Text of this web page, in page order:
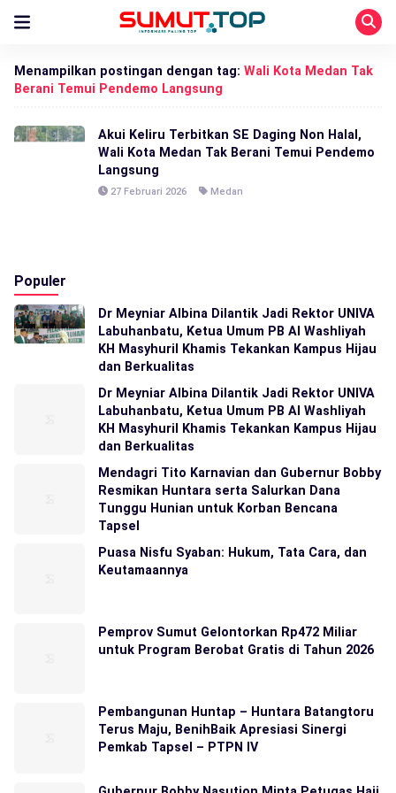
Menampilkan postingan dengan tag: Wali Kota Medan Tak
Berani Temui Pendemo Langsung
Akui Keliru Terbitkan SE Daging Non Halal,
Wali Kota Medan Tak Berani Temui Pendemo
Langsung
27 Februari 2026 Medan
Populer
Dr Meyniar Albina Dilantik Jadi Rektor UNIVA
Labuhanbatu, Ketua Umum PB Al Washliyah
KH Masyhuril Khamis Tekankan Kampus Hijau
dan Berkualitas
Dr Meyniar Albina Dilantik Jadi Rektor UNIVA
Labuhanbatu, Ketua Umum PB Al Washliyah
KH Masyhuril Khamis Tekankan Kampus Hijau
dan Berkualitas
Mendagri Tito Karnavian dan Gubernur Bobby
Resmikan Huntara serta Salurkan Dana
Tunggu Hunian untuk Korban Bencana
Tapsel
Puasa Nisfu Syaban: Hukum, Tata Cara, dan
Keutamaannya
Pemprov Sumut Gelontorkan Rp472 Miliar
untuk Program Berobat Gratis di Tahun 2026
Pembangunan Huntap – Huntara Batangtoru
Terus Maju, BenihBaik Apresiasi Sinergi
Pemkab Tapsel – PTPN IV